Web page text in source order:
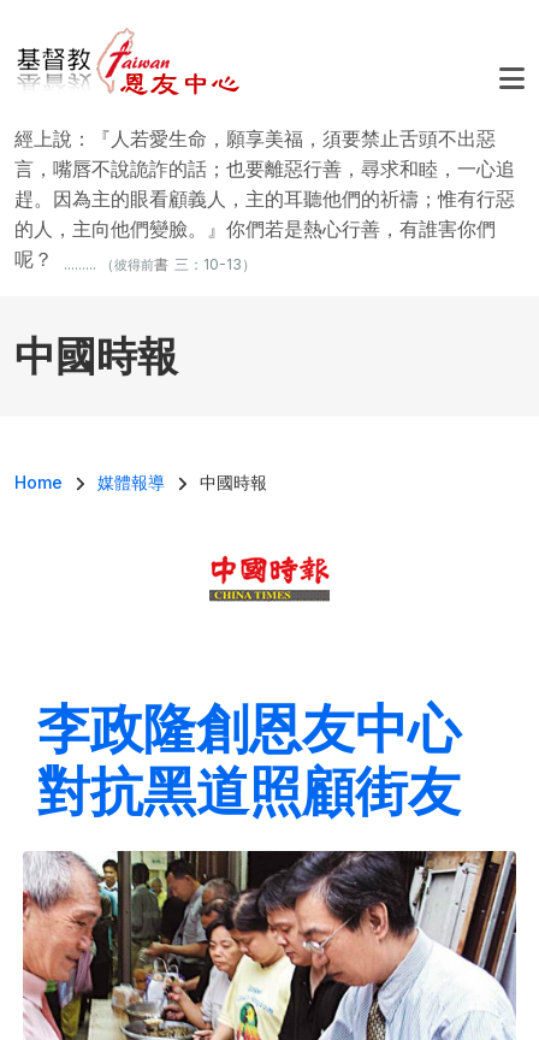
經上說：『人若愛生命，願享美福，須要禁止舌頭不出惡
言，嘴唇不說詭詐的話；也要離惡行善，尋求和睦，一心追
趕。因為主的眼看顧義人，主的耳聽他們的祈禱；惟有行惡
的人，主向他們變臉。』你們若是熱心行善，有誰害你們
呢？
......... （彼得前書 三：10-13）
中國時報
導航連結
Home 媒體報導 中國時報
李政隆創恩友中心
對抗黑道照顧街友